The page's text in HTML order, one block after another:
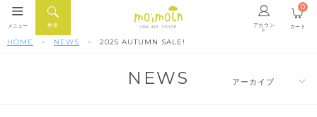
ONLINE STORE アカウン
ト
検索
メニュー カート
0
HOME NEWS 2025 AUTUMN SALE!
NEWS